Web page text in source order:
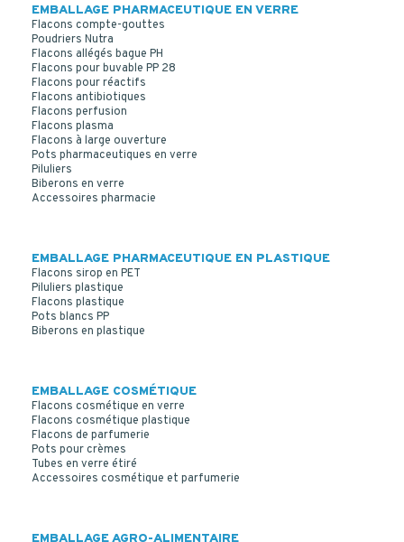
EMBALLAGE PHARMACEUTIQUE EN VERRE
Flacons compte-gouttes
Poudriers Nutra
Flacons allégés bague PH
Flacons pour buvable PP 28
Flacons pour réactifs
Flacons antibiotiques
Flacons perfusion
Flacons plasma
Flacons à large ouverture
Pots pharmaceutiques en verre
Piluliers
Biberons en verre
Accessoires pharmacie
EMBALLAGE PHARMACEUTIQUE EN PLASTIQUE
Flacons sirop en PET
Piluliers plastique
Flacons plastique
Pots blancs PP
Biberons en plastique
EMBALLAGE COSMÉTIQUE
Flacons cosmétique en verre
Flacons cosmétique plastique
Flacons de parfumerie
Pots pour crèmes
Tubes en verre étiré
Accessoires cosmétique et parfumerie
EMBALLAGE AGRO-ALIMENTAIRE